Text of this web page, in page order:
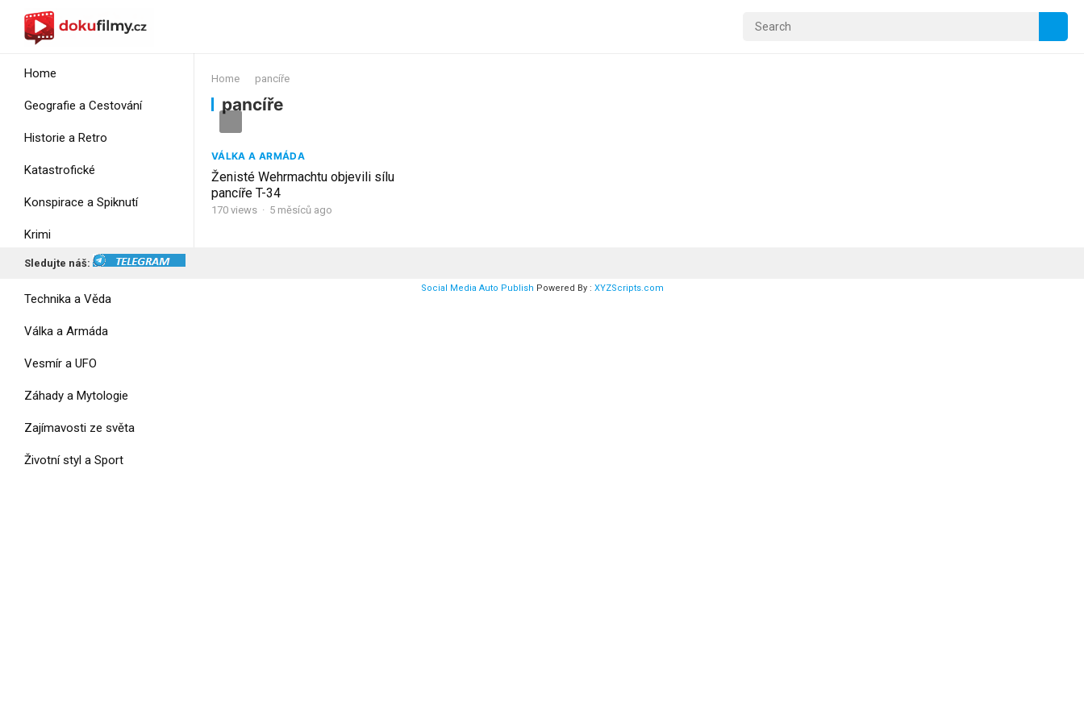
Home
Geografie a Cestování
Historie a Retro
Katastrofické
Konspirace a Spiknutí
Krimi
Myšlení
Technika a Věda
Válka a Armáda
Vesmír a UFO
Záhady a Mytologie
Zajímavosti ze světa
Životní styl a Sport
Home pancíře
pancíře
VÁLKA A ARMÁDA
Ženisté Wehrmachtu objevili sílu
pancíře T-34
170 views · 5 měsíců ago
Sledujte náš:
Social Media Auto Publish Powered By : XYZScripts.com